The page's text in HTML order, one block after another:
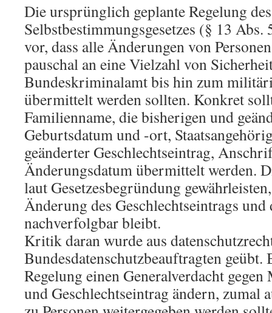
Die ursprünglich geplante Regelung des
Selbstbestimmungsgesetzes (§ 13
vor, dass alle Änderungen von
pauschal an eine Vielzahl von
Bundeskriminalamt bis hin zum
übermittelt werden sollten. Konkret
Familienname, die bisherigen und
Geburtsdatum und -ort,
geänderter Geschlechtseintrag,
Änderungsdatum übermittelt werden.
laut Gesetzesbegründung
Änderung des Geschlechtseintrags
nachverfolgbar bleibt.
Kritik daran wurde aus
Bundesdatenschutzbeauftragten geübt.
Regelung einen Generalverdacht gegen
und Geschlechtseintrag ändern, zumal